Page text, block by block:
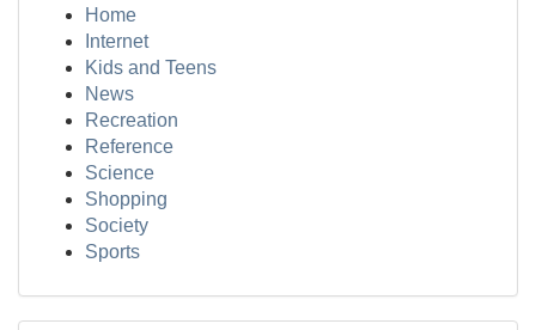
Home
Internet
Kids and Teens
News
Recreation
Reference
Science
Shopping
Society
Sports